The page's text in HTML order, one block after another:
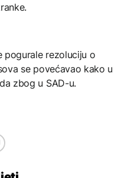
pogurale rezoluciju o
se povećavao kako u
zbog u SAD-u.